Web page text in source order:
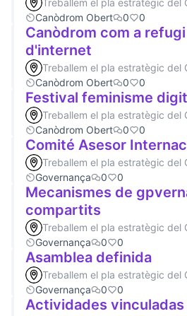
Treballem el pla estratègic del
Canòdrom Obert
0 0
Canòdrom com a
d'internet
Treballem el pla estratègic del
Canòdrom Obert
0 0
Festival feminisme
Treballem el pla estratègic del
Canòdrom Obert
0 0
Comité Asesor
Treballem el pla estratègic del
Governança
0 0
Mecanismes de
compartits
Treballem el pla estratègic del
Governança
0 0
Asamblea definida
Treballem el pla estratègic del
Governança
0 0
Actividades vinculadas